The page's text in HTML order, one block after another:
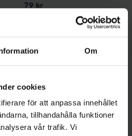
Om
cookies
för att anpassa innehållet
tillhandahålla funktioner
vår trafik. Vi
79 kr